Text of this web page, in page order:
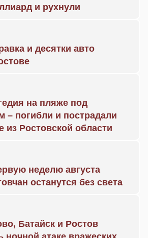
и рухнули
и десятки авто
на пляже под
– погибли и пострадали
Ростовской области
неделю августа
останутся без света
Батайск и Ростов